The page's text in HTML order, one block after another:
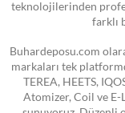
teknolojilerinden
farklı
Buhardeposu.com
markaları tek
TEREA, HEETS,
Atomizer, Coil ve